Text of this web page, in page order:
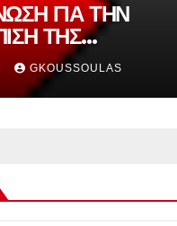
ΓΙΑ ΤΗΝ
ΤΗΣ
ΚΑΙ ΤΟΝ
ΟΛΩΝ ΤΩΝ
GKOUSSOULAS